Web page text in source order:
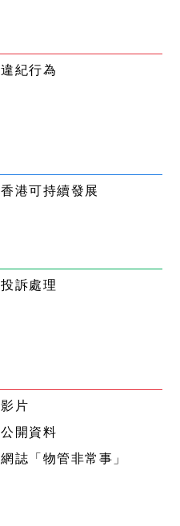
違紀行為
香港可持續發展
投訴處理
影片
公開資料
網誌「物管非常事」